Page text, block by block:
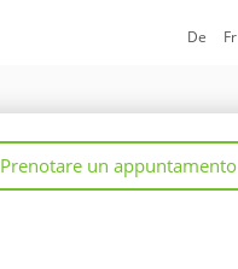
De Fr
Prenotare un appuntamento